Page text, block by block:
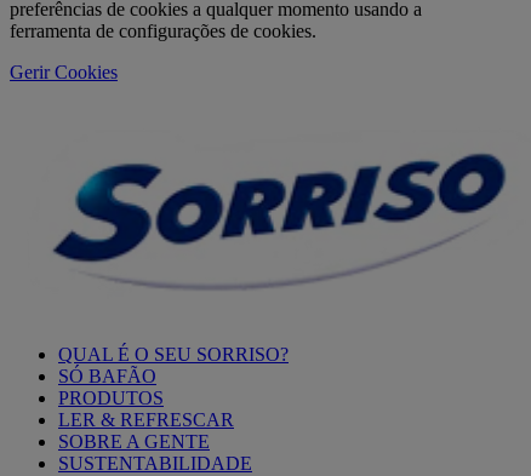
preferências de cookies a qualquer momento usando a
ferramenta de configurações de cookies.
Gerir Cookies
QUAL É O SEU SORRISO?
SÓ BAFÃO
PRODUTOS
LER & REFRESCAR
SOBRE A GENTE
SUSTENTABILIDADE